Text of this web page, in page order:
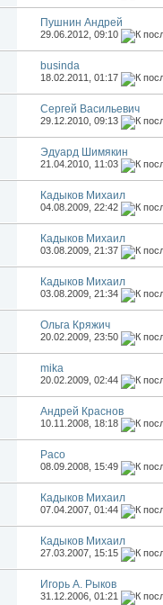
Пушнин Андрей
29.06.2012,09:10
businda
18.02.2011,01:17
Сергей Васильевич
29.12.2010,09:13
Эдуард Шимякин
21.04.2010, 11:03
Кадыков Михаил
04.08.2009,22:42
Кадыков Михаил
03.08.2009,21:37
Кадыков Михаил
03.08.2009,21:34
Ольга Кряжич
20.02.2009,23:50
mika
20.02.2009,02:44
Андрей Краснов
10.11.2008, 18:18
Paco
08.09.2008, 15:49
Кадыков Михаил
07.04.2007,01:44
Кадыков Михаил
27.03.2007, 15:15
Игорь А. Рыков
31.12.2006,01:21